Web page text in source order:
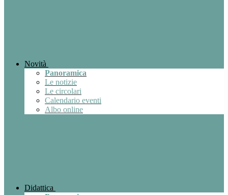
Novità
Panoramica
Le notizie
Le circolari
Calendario eventi
Albo online
Didattica